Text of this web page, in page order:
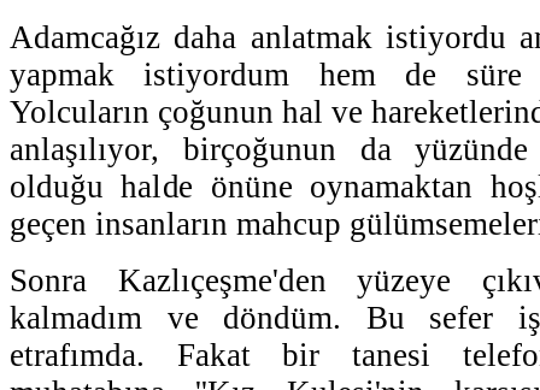
Adamcağız daha anlatmak istiyordu
yapmak istiyordum hem de süre
Yolcuların çoğunun hal ve
anlaşılıyor, birçoğunun da
olduğu halde önüne oynamaktan
geçen insanların mahcup
Sonra Kazlıçeşme'den yüzeye
kalmadım ve döndüm. Bu sefer
etrafımda. Fakat bir tanesi